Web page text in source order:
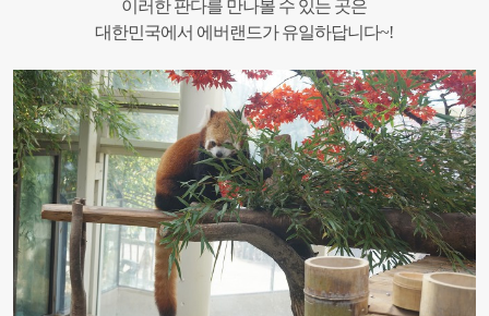
이러한 판다를 만나볼 수 있는 곳은
대한민국에서 에버랜드가 유일하답니다~!